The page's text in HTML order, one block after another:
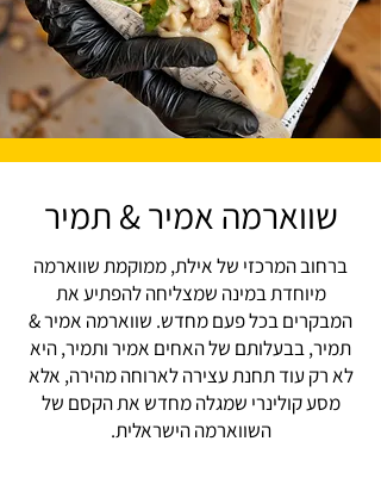
שווארמה אמיר & תמיר
ברחוב המרכזי של אילת, ממוקמת שווארמה
מיוחדת במינה שמצליחה להפתיע את
המבקרים בכל פעם מחדש. שווארמה אמיר &
תמיר, בבעלותם של האחים אמיר ותמיר, היא
לא רק עוד תחנת עצירה לארוחה מהירה, אלא
מסע קולינרי שמגלה מחדש את הקסם של
השווארמה הישראלית.